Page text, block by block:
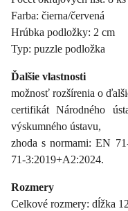
Farba: čierna/červená
Hrúbka podložky: 2 cm
Typ: puzzle podložka
Ďalšie vlastnosti
možnosť rozšírenia o
certifikát Národného
výskumného ústavu,
zhoda s normami: EN
71-3:2019+A2:2024.
Rozmery
Celkové rozmery: dĺžka